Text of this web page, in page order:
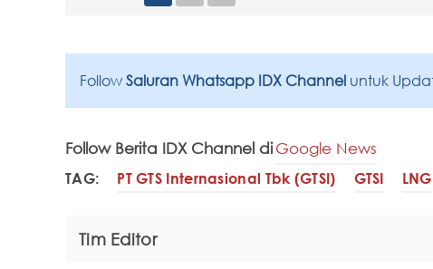
Follow Saluran Whatsapp IDX Channel untuk
Follow Berita IDX Channel diGoogle News
TAG: PT GTS Internasional Tbk (GTSI) GTSI LNG
Tim Editor